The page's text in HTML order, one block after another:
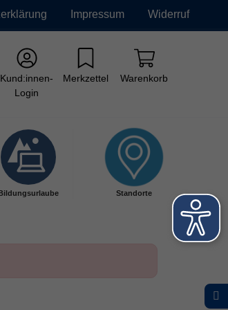
Impressum Widerruf
Kund:innen-
Login
Merkzettel Warenkorb
Standorte